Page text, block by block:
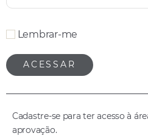
Lembrar-me
Cadastre-se para ter acesso à
aprovação.